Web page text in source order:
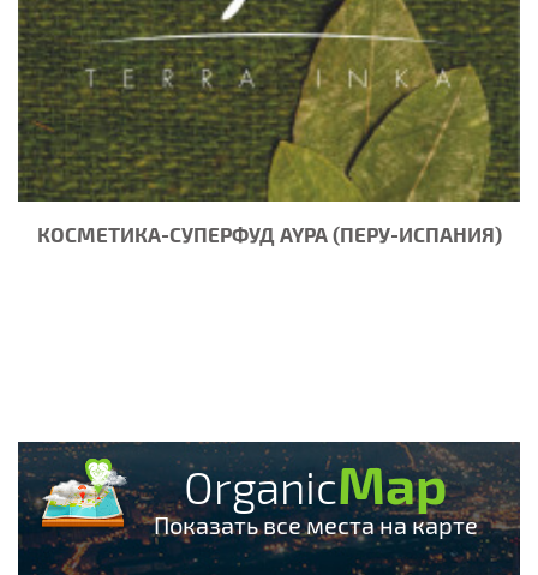
КОСМЕТИКА-СУПЕРФУД AYPA (ПЕРУ-ИСПАНИЯ)
OrganicMap
Показать все места на карте